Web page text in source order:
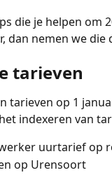
die je helpen om
dan nemen we die
tarieven
tarieven op 1
indexeren van
uurtarief op
op Urensoort